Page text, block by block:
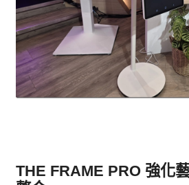
THE FRAME PRO 強化